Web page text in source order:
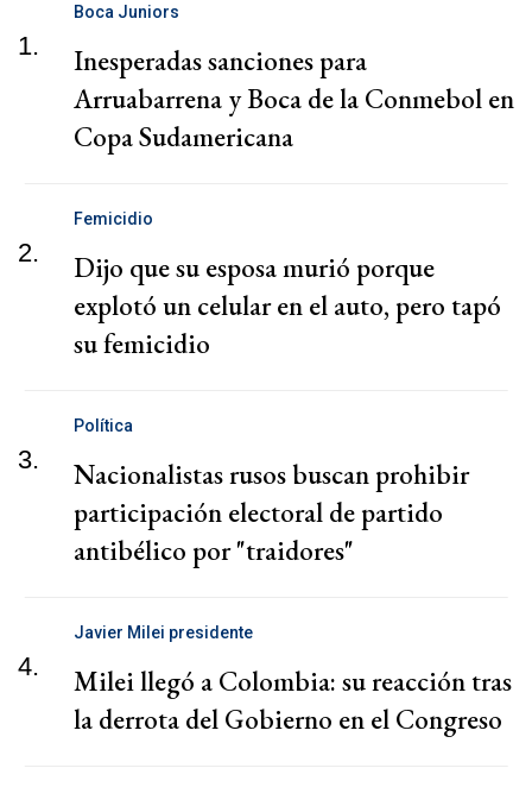
1.
Boca Juniors
Inesperadas sanciones para
Arruabarrena y Boca de la Conmebol en
Copa Sudamericana
2.
Femicidio
Dijo que su esposa murió porque
explotó un celular en el auto, pero tapó
su femicidio
3.
Política
Nacionalistas rusos buscan prohibir
participación electoral de partido
antibélico por "traidores"
4.
Javier Milei presidente
Milei llegó a Colombia: su reacción tras
la derrota del Gobierno en el Congreso